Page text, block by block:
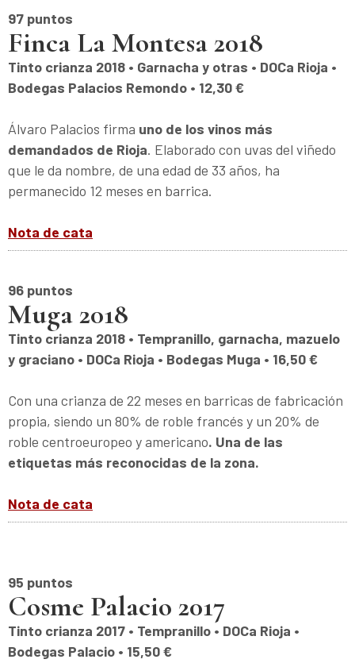
97 puntos
Finca La Montesa 2018
Tinto crianza 2018 • Garnacha y otras • DOCa Rioja •
Bodegas Palacios Remondo • 12,30 €
Álvaro Palacios firma uno de los vinos más
demandados de Rioja. Elaborado con uvas del viñedo
que le da nombre, de una edad de 33 años, ha
permanecido 12 meses en barrica.
Nota de cata
96 puntos
Muga 2018
Tinto crianza 2018 • Tempranillo, garnacha, mazuelo
y graciano • DOCa Rioja • Bodegas Muga • 16,50 €
Con una crianza de 22 meses en barricas de fabricación
propia, siendo un 80% de roble francés y un 20% de
roble centroeuropeo y americano. Una de las
etiquetas más reconocidas de la zona.
Nota de cata
95 puntos
Cosme Palacio 2017
Tinto crianza 2017 • Tempranillo • DOCa Rioja •
Bodegas Palacio • 15,50 €